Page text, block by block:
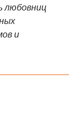
любовниц
и